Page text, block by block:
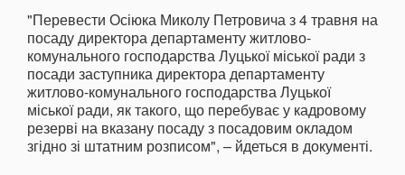
"Перевести Осіюка Миколу Петровича з 4 травня на
посаду директора департаменту житлово-
комунального господарства Луцької міської ради з
посади заступника директора департаменту
житлово-комунального господарства Луцької
міської ради, як такого, що перебуває у кадровому
резерві на вказану посаду з посадовим окладом
згідно зі штатним розписом", – йдеться в документі.